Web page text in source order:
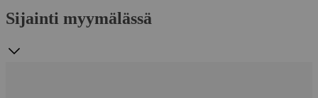
Sijainti myymälässä